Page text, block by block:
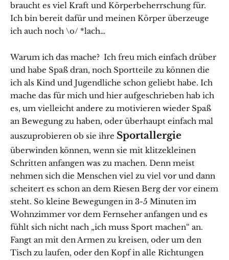
braucht es viel Kraft und Körperbeherrschung für.
Ich bin bereit dafür und meinen Körper überzeuge
ich auch noch \o/ *lach…
Warum ich das mache? Ich freu mich einfach drüber
und habe Spaß dran, noch Sportteile zu können die
ich als Kind und Jugendliche schon geliebt habe. Ich
mache das für mich und hier aufgeschrieben hab ich
es, um vielleicht andere zu motivieren wieder Spaß
an Bewegung zu haben, oder überhaupt einfach mal
auszuprobieren ob sie ihre Sportallergie
überwinden können, wenn sie mit klitzekleinen
Schritten anfangen was zu machen. Denn meist
nehmen sich die Menschen viel zu viel vor und dann
scheitert es schon an dem Riesen Berg der vor einem
steht. So kleine Bewegungen in 3-5 Minuten im
Wohnzimmer vor dem Fernseher anfangen und es
fühlt sich nicht nach „ich muss Sport machen“ an.
Fangt an mit den Armen zu kreisen, oder um den
Tisch zu laufen, oder den Kopf in alle Richtungen